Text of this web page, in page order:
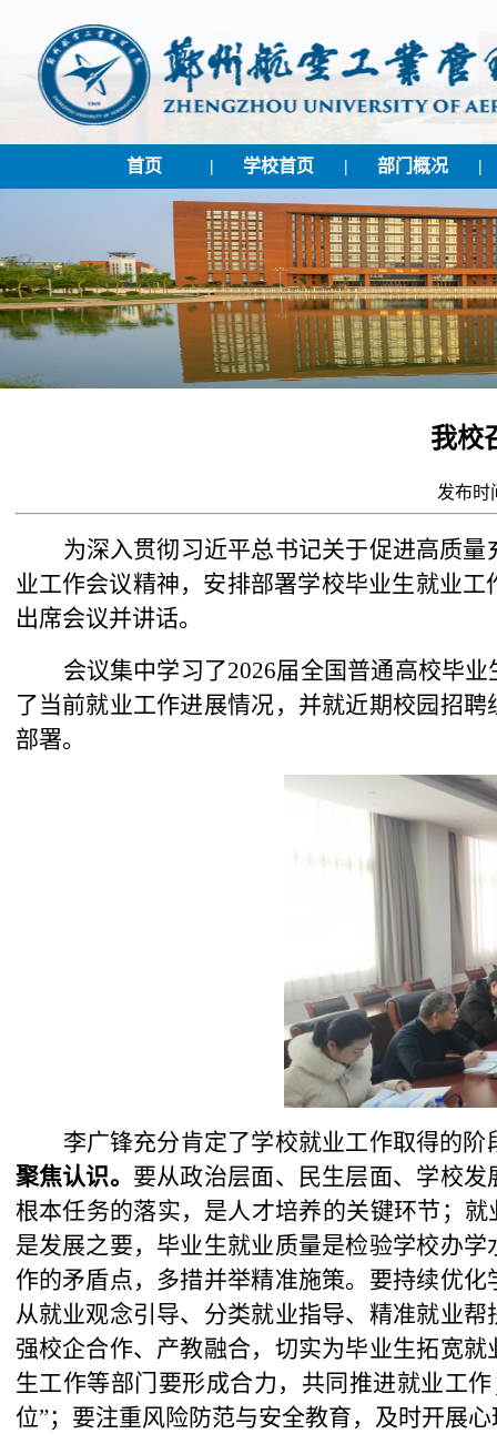
首页 | 学校首页 | 部门概况 |
我校
发布时
为深入贯彻习近平总书记关于促进高质
业工作会议精神，安排部署学校毕业生就业
出席会议并讲话。
会议集中学习了2026届全国普通高校毕
了当前就业工作进展情况，并就近期校园招
部署。
李广锋充分肯定了学校就业工作取得的
聚焦认识。 要从政治层面、民生层面、学校
根本任务的落实，是人才培养的关键环节；
是发展之要，毕业生就业质量是检验学校办
作的矛盾点，多措并举精准施策。要持续优
从就业观念引导、分类就业指导、精准就业
强校企合作、产教融合，切实为毕业生拓宽就
生工作等部门要形成合力，共同推进就业工
位”；要注重风险防范与安全教育，及时开展